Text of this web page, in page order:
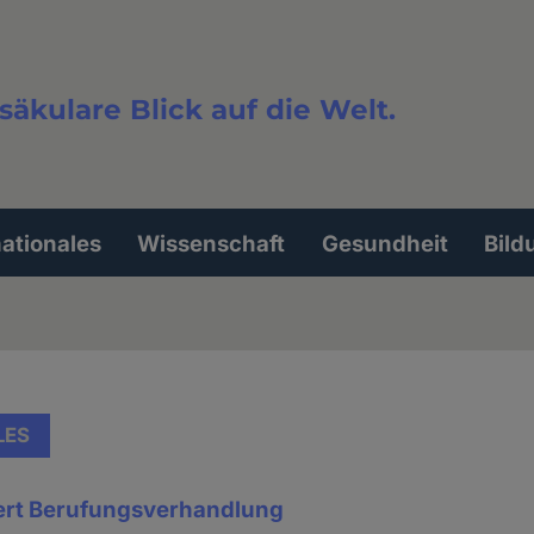
Blick auf die Welt.
Wissenschaft Gesundheit
Berufungsverhandlung